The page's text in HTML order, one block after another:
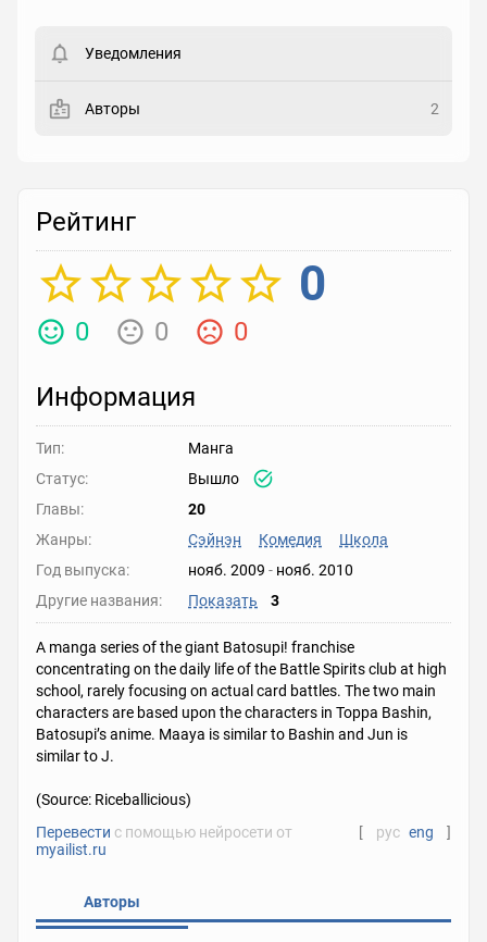
Статус
Рейтинг
Реакция
Выберите реакцию
Уведомления
Авторы 2
Рейтинг
0
0 0 0
Информация
Тип:
Манга
Статус:
Вышло
Главы:
20
Жанры:
Сэйнэн Комедия
Школа
Год выпуска:
нояб. 2009 - нояб. 2010
Другие названия:
Показать 3
A manga series of the giant Batosupi! franchise
concentrating on the daily life of the Battle Spirits club at high
school, rarely focusing on actual card battles. The two main
characters are based upon the characters in Toppa Bashin,
Batosupi’s anime. Maaya is similar to Bashin and Jun is
similar to J.
(Source: Riceballicious)
Перевести с помощью нейросети от
myailist.ru
[ рус eng ]
Авторы